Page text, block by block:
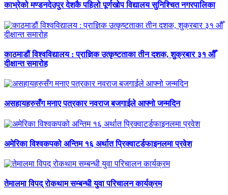
काभ्रेको मण्डनदेउपुर देशकै पहिलो पूर्णखोप विद्यालय सुनिश्चित नगरपालिका
काठमाडौं विश्वविद्यालय : प्राज्ञिक उत्कृष्टताका तीन दशक, शुक्रबार ३१ औँ
दीक्षान्त समारोह
असहायहरुसँग मनाए पत्रकार नवराज बजगाईले आफ्नो जन्मदिन
अमेरिका विश्वकपको अन्तिम १६ अर्थात प्रिक्वाटर्डफाइनलमा प्रवेश
तेमालमा विपद् रोकथाम सम्बन्धी युवा परिचालन कार्यक्रम